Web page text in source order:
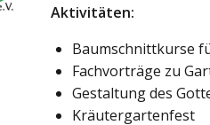
Aktivitäten:
Baumschnittkurse
Fachvorträge zu
Gestaltung des
Kräutergartenfest